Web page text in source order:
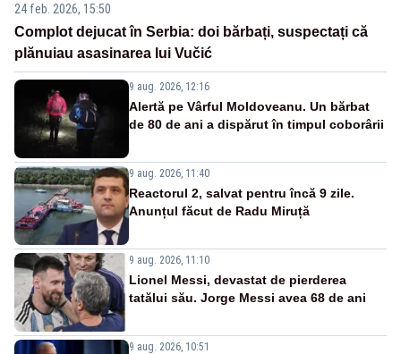
24 feb. 2026, 15:50
Complot dejucat în Serbia: doi bărbați, suspectați că
plănuiau asasinarea lui Vučić
9 aug. 2026, 12:16
Alertă pe Vârful Moldoveanu. Un bărbat
de 80 de ani a dispărut în timpul coborârii
9 aug. 2026, 11:40
Reactorul 2, salvat pentru încă 9 zile.
Anunțul făcut de Radu Miruță
9 aug. 2026, 11:10
Lionel Messi, devastat de pierderea
tatălui său. Jorge Messi avea 68 de ani
9 aug. 2026, 10:51